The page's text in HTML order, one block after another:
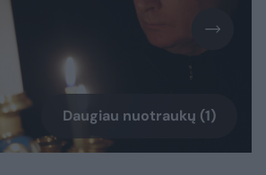
Daugiau nuotraukų (1)